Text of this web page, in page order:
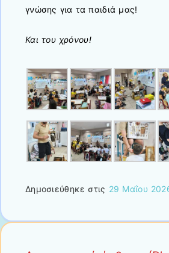
γνώσης για τα παιδιά μας!
Και του χρόνου!
Δημοσιεύθηκε στις 29 Μαΐου